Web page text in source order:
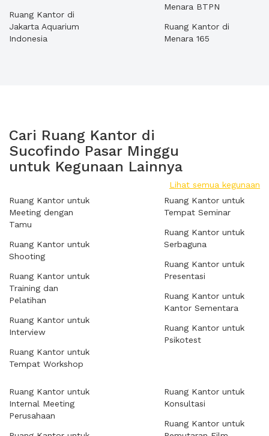
Ruang Kantor di
Jakarta Aquarium
Indonesia
Menara BTPN
Ruang Kantor di
Menara 165
Cari Ruang Kantor di
Sucofindo Pasar Minggu
untuk Kegunaan Lainnya
Lihat semua kegunaan
Ruang Kantor untuk
Meeting dengan
Tamu
Ruang Kantor untuk
Shooting
Ruang Kantor untuk
Training dan
Pelatihan
Ruang Kantor untuk
Interview
Ruang Kantor untuk
Tempat Workshop
Ruang Kantor untuk
Tempat Seminar
Ruang Kantor untuk
Serbaguna
Ruang Kantor untuk
Presentasi
Ruang Kantor untuk
Kantor Sementara
Ruang Kantor untuk
Psikotest
Ruang Kantor untuk
Internal Meeting
Perusahaan
Ruang Kantor untuk
Konsultasi
Ruang Kantor untuk